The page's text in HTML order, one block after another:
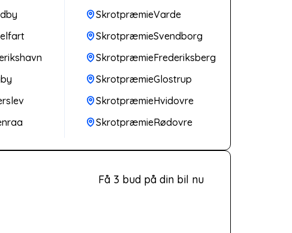
SkrotpræmieVarde
SkrotpræmieSvendborg
SkrotpræmieFrederiksberg
SkrotpræmieGlostrup
SkrotpræmieHvidovre
SkrotpræmieRødovre
Få 3 bud på din bil nu